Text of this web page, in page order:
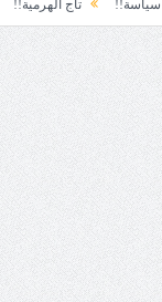
تاج الهرمية!!